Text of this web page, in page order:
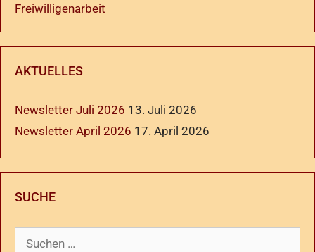
Freiwilligenarbeit
AKTUELLES
Newsletter Juli 2026 13. Juli 2026
Newsletter April 2026 17. April 2026
SUCHE